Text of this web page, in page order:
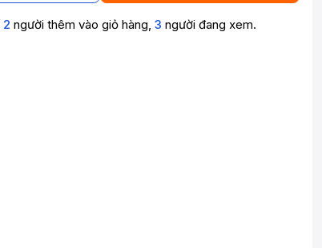
2 người thêm vào giỏ hàng, 3 người đang xem.